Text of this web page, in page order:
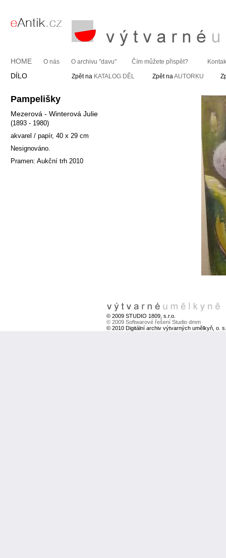
HOME O nás O archivu "davu" Čím můžete přispět?
DÍLO Zpět na KATALOG DĚL Zpět naAUTORKU
Pampelišky
Mezerová - Winterová Julie
(1893 - 1980)
akvarel / papír, 40 x 29 cm
Nesignováno.
Pramen: Aukční trh 2010
© 2009 STUDIO 1809, s.r.o.
© 2009 Softwarové řešení Studio dmm
© 2010 Digitální archiv výtvarných umělkyň, o. s.